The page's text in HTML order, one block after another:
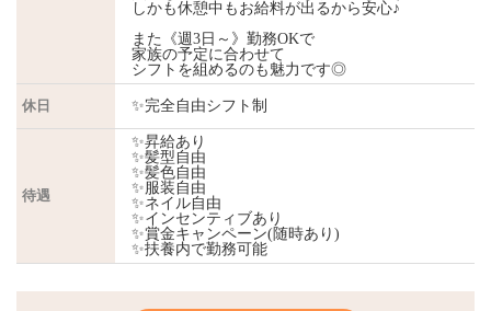
しかも休憩中もお給料が出るから安心♪
また《週3日～》勤務OKで
家族の予定に合わせて
シフトを組めるのも魅力です◎
休日 ✨完全自由シフト制
待遇
✨昇給あり
✨髪型自由
✨髪色自由
✨服装自由
✨ネイル自由
✨インセンティブあり
✨賞金キャンペーン(随時あり)
✨扶養内で勤務可能